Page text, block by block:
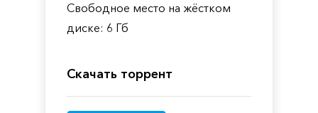
Свободное место на жёстком
диске: 6 Гб
Скачать торрент